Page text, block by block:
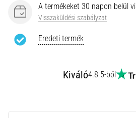
egyik
leggyakoribb
ok
A termékeket 30 napon belül
Visszaküldési szabályzat
Eredeti termék
Kiváló4.8 5-ből